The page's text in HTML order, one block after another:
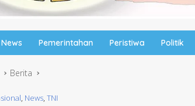
News Pemerintahan Peristiwa Politik
Berita
, News, TNI